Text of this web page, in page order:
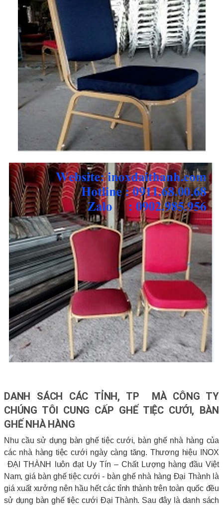
DANH SÁCH CÁC TỈNH, TP MÀ CÔNG TY
CHÚNG TÔI CUNG CẤP GHẾ TIỆC CƯỚI, BÀN
GHẾ NHÀ HÀNG
Nhu cầu sử dụng bàn ghế tiệc cưới, bàn ghế nhà hàng của
các nhà hàng tiệc cưới ngày càng tăng. Thương hiệu INOX
ĐẠI THÀNH luôn đạt Uy Tín – Chất Lượng hàng đầu Việt
Nam, giá bàn ghế tiệc cưới - bàn ghế nhà hàng Đại Thành là
giá xuất xưởng nên hầu hết các tỉnh thành trên toàn quốc đều
sử dụng bàn ghế tiệc cưới Đại Thành. Sau đây là danh sách